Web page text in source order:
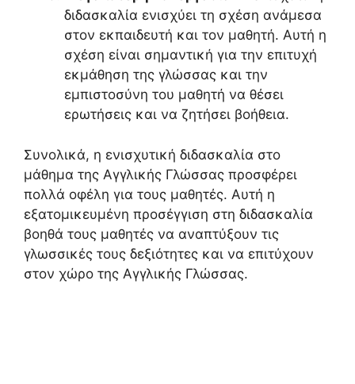
διδασκαλία ενισχύει τη σχέση ανάμεσα
στον εκπαιδευτή και τον μαθητή. Αυτή η
σχέση είναι σημαντική για την επιτυχή
εκμάθηση της γλώσσας και την
εμπιστοσύνη του μαθητή να θέσει
ερωτήσεις και να ζητήσει βοήθεια.
Συνολικά, η ενισχυτική διδασκαλία στο
μάθημα της Αγγλικής Γλώσσας προσφέρει
πολλά οφέλη για τους μαθητές. Αυτή η
εξατομικευμένη προσέγγιση στη διδασκαλία
βοηθά τους μαθητές να αναπτύξουν τις
γλωσσικές τους δεξιότητες και να επιτύχουν
στον χώρο της Αγγλικής Γλώσσας.